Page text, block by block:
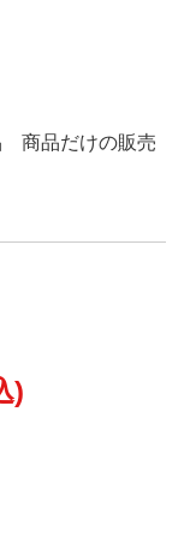
商品だけの販売
)